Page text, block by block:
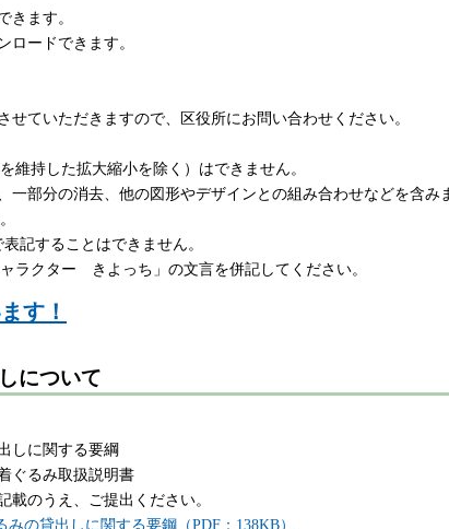
きます。
ロードできます。
ていただきますので、区役所にお問い合わせください。
持した拡大縮小を除く）はできません。
部分の消去、他の図形やデザインとの組み合わせなどを含み
記することはできません。
ラクター きよっち」の文言を併記してください。
す！
について
しに関する要綱
ぐるみ取扱説明書
のうえ、ご提出ください。
の貸出しに関する要鋼（PDF：138KB）